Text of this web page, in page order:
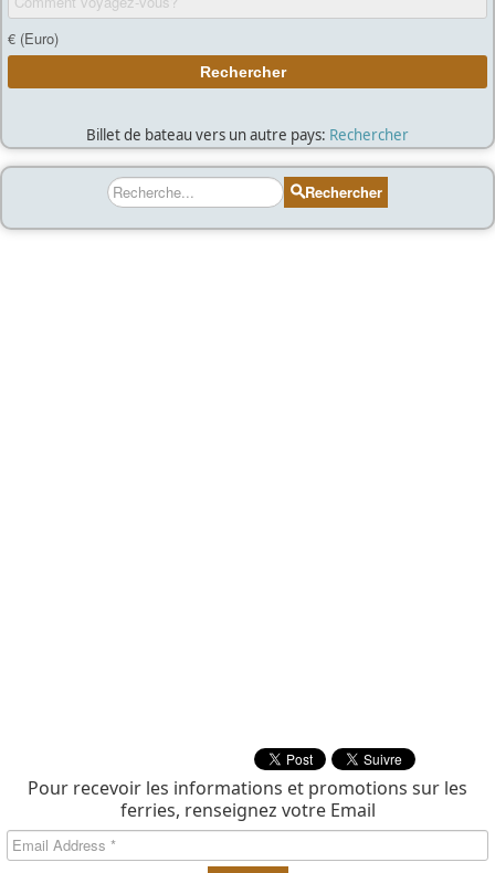
Billet de bateau vers un autre pays: Rechercher
Rechercher Rechercher
Pour recevoir les informations et promotions sur les
ferries, renseignez votre Email